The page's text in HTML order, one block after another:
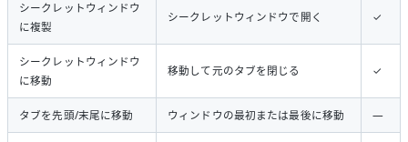
シークレットウィンドウ
に複製
シークレットウィンドウで開く ✓
シークレットウィンドウ
に移動
移動して元のタブを閉じる ✓
タブを先頭/末尾に移動 ウィンドウの最初または最後に移動 —